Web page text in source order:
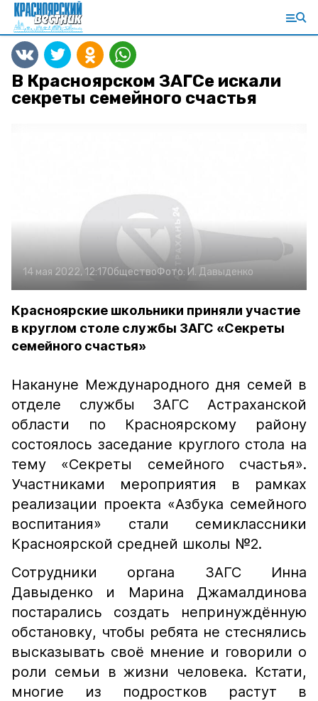
В Красноярском ЗАГСе искали
секреты семейного счастья
14 мая 2022, 12:17ОбществоФото: И. Давыденко
Красноярские школьники приняли участие
в круглом столе службы ЗАГС «Секреты
семейного счастья»
Накануне Международного дня семей в
отделе службы ЗАГС Астраханской
области по Красноярскому району
состоялось заседание круглого стола на
тему «Секреты семейного счастья».
Участниками мероприятия в рамках
реализации проекта «Азбука семейного
воспитания» стали семиклассники
Красноярской средней школы №2.
Сотрудники органа ЗАГС Инна
Давыденко и Марина Джамалдинова
постарались создать непринуждённую
обстановку, чтобы ребята не стеснялись
высказывать своё мнение и говорили о
роли семьи в жизни человека. Кстати,
многие из подростков растут в